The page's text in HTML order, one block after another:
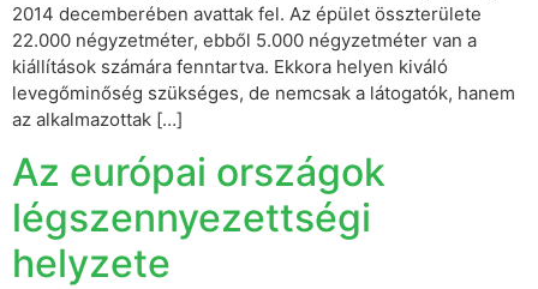
2014 decemberében avattak fel. Az épület összterülete
22.000 négyzetméter, ebből 5.000 négyzetméter van a
kiállítások számára fenntartva. Ekkora helyen kiváló
levegőminőség szükséges, de nemcsak a látogatók, hanem
az alkalmazottak […]
Az európai országok
légszennyezettségi
helyzete